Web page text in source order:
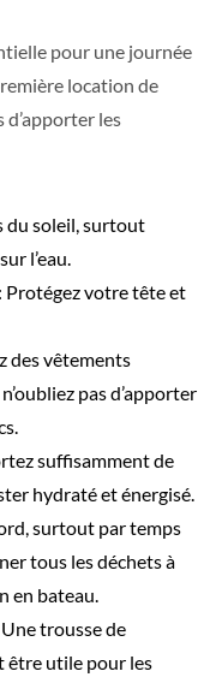
pour une journée
location de
d’apporter les
du soleil, surtout
l’eau.
Protégez votre tête et
des vêtements
pas d’apporter
suffisamment de
hydraté et énergisé.
surtout par temps
tous les déchets à
en bateau.
trousse de
être utile pour les